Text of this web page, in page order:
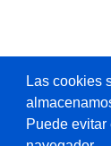
Las cookies
Puede